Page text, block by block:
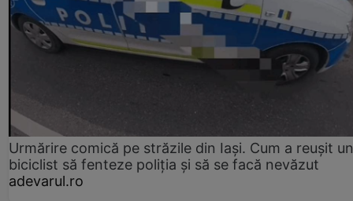
Urmărire comică pe străzile din Iași. Cum a reușit un
biciclist să fenteze poliția și să se facă nevăzut
adevarul.ro